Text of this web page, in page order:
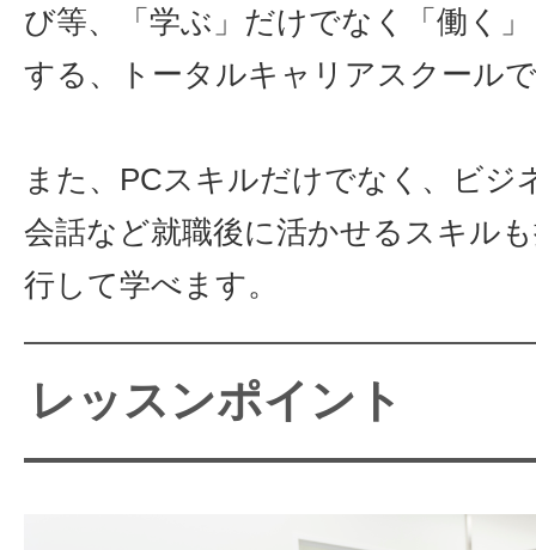
び等、「学ぶ」だけでなく「働く
する、トータルキャリアスクール
また、PCスキルだけでなく、ビジ
会話など就職後に活かせるスキル
行して学べます。
レッスンポイント